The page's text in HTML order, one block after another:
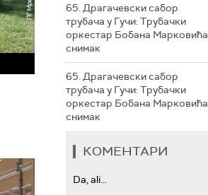
65. Драгачевски сабор
трубача у Гучи: Трубачки
оркестар Бобана Марковића,
снимак
65. Драгачевски сабор
трубача у Гучи: Трубачки
оркестар Бобана Марковића,
снимак
КОМЕНТАРИ
Da, ali...